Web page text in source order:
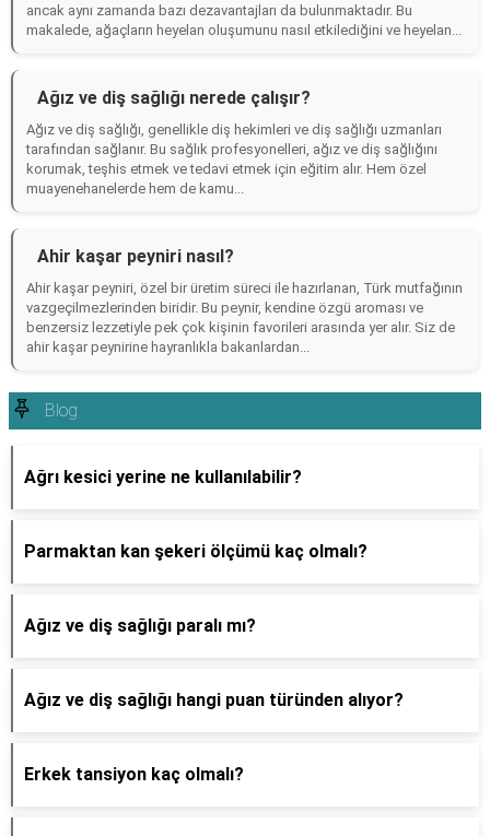
ancak aynı zamanda bazı dezavantajları da bulunmaktadır. Bu
makalede, ağaçların heyelan oluşumunu nasıl etkilediğini ve heyelan...
Ağız ve diş sağlığı nerede çalışır?
Ağız ve diş sağlığı, genellikle diş hekimleri ve diş sağlığı uzmanları
tarafından sağlanır. Bu sağlık profesyonelleri, ağız ve diş sağlığını
korumak, teşhis etmek ve tedavi etmek için eğitim alır. Hem özel
muayenehanelerde hem de kamu...
Ahir kaşar peyniri nasıl?
Ahir kaşar peyniri, özel bir üretim süreci ile hazırlanan, Türk mutfağının
vazgeçilmezlerinden biridir. Bu peynir, kendine özgü aroması ve
benzersiz lezzetiyle pek çok kişinin favorileri arasında yer alır. Siz de
ahir kaşar peynirine hayranlıkla bakanlardan...
Blog
Ağrı kesici yerine ne kullanılabilir?
Parmaktan kan şekeri ölçümü kaç olmalı?
Ağız ve diş sağlığı paralı mı?
Ağız ve diş sağlığı hangi puan türünden alıyor?
Erkek tansiyon kaç olmalı?